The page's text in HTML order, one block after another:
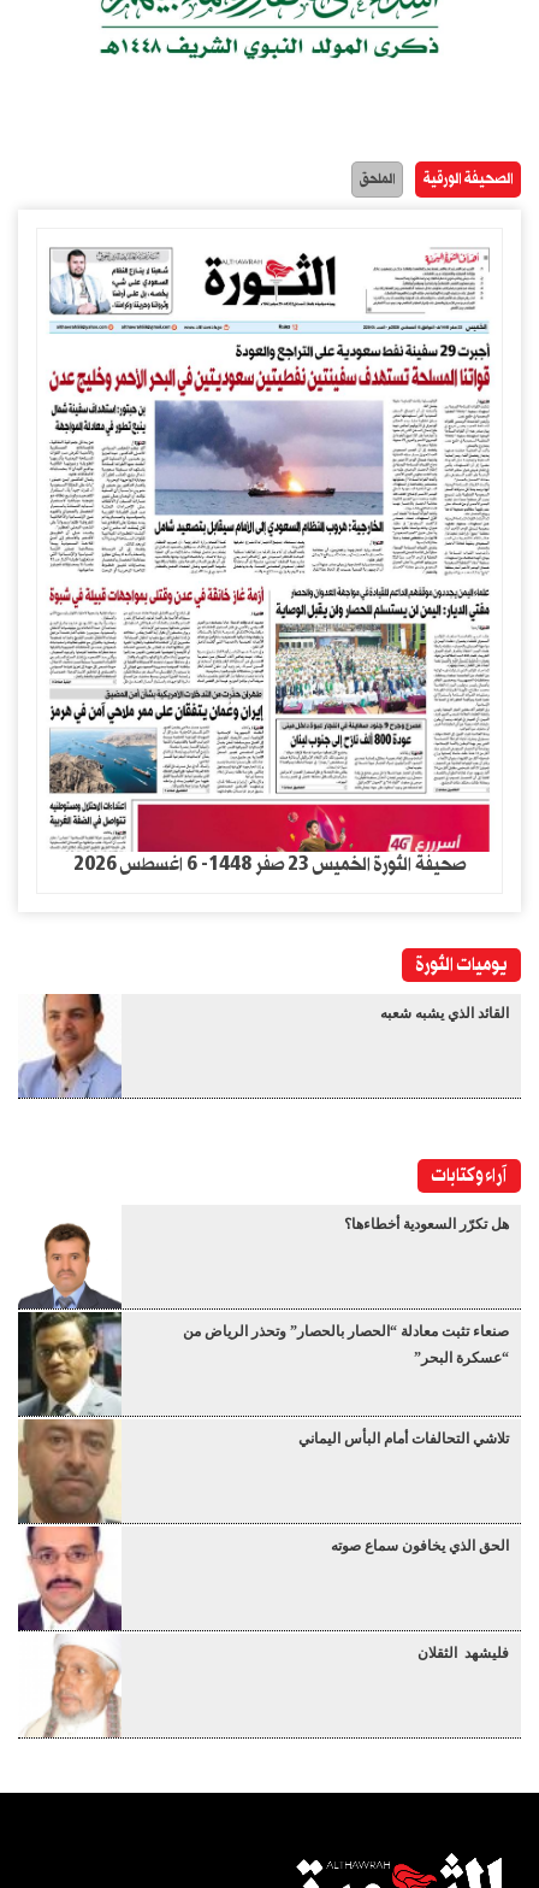
الصحيفة الورقية الملحق
صحيفة الثورة الخميس 23 صفر 1448- 6 اغسطس 2026
يوميات الثورة
القائد الذي يشبه شعبه
آراء وكتابات
هل تكرّر السعودية أخطاءها؟
صنعاء تثبت معادلة “الحصار بالحصار” وتحذر الرياض من
“عسكرة البحر”
تلاشي التحالفات أمام البأس اليماني
الحق الذي يخافون سماع صوته
فليشهد الثقلان